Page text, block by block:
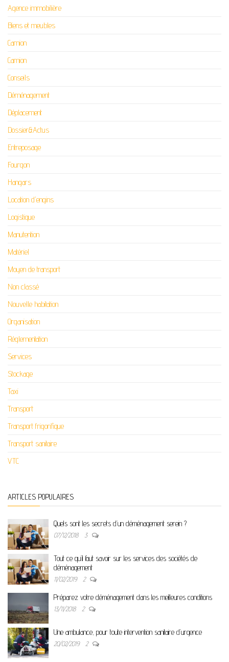
Agence immobilière
Biens et meubles
Camion
Camion
Conseils
Déménagement
Déplacement
Dossier&Actus
Entreposage
Fourgon
Hangars
Location d'engins
Logistique
Manutention
Matériel
Moyen de transport
Non classé
Nouvelle habitation
Organisation
Réglementation
Services
Stockage
Taxi
Transport
Transport frigorifique
Transport sanitaire
VTC
ARTICLES POPULAIRES
Quels sont les secrets d’un déménagement serein ?
07/12/2018 3
Tout ce qu’il faut savoir sur les services des sociétés de
déménagement
11/02/2019 2
Préparez votre déménagement dans les meilleures conditions
13/11/2018 2
Une ambulance, pour toute intervention sanitaire d’urgence
20/02/2019 2